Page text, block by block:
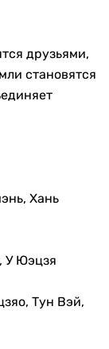
друзьями,
становятся
Хань
У Юэцзя
Тун Вэй,